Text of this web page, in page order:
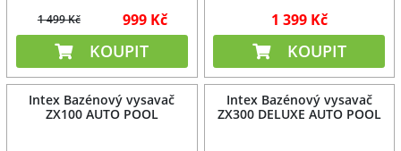
bazénu. Bazénový vysavač - sada
DELUXE se zárukou 24 měsíců.
1 499 Kč 999 Kč
KOUPIT
1 399 Kč
KOUPIT
Intex Bazénový vysavač
ZX100 AUTO POOL
Intex Bazénový vysavač
ZX300 DELUXE AUTO POOL